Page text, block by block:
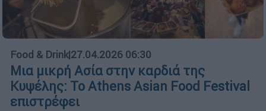
Food & Drink|27.04.2026 06:30
Μια μικρή Ασία στην καρδιά της
Κυψέλης: Το Athens Asian Food Festival
επιστρέφει